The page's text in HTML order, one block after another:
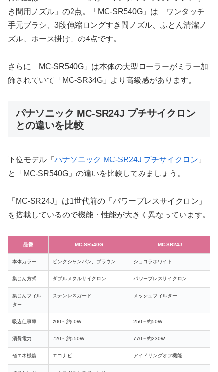
き間用ノズル」の2点。「MC-SR540G」は「ワンタッチ
手元ブラシ、3段伸縮ロングすき間ノズル、ふとん清潔ノ
ズル、ホース掛け」の4点です。
さらに「MC-SR540G」は本体の大型ローラーがミラー加
飾されていて「MC-SR34G」より高級感があります。
パナソニック MC-SR24J プチサイクロン
との違いを比較
下位モデル「 パナソニック MC-SR24J プチサイクロン 」
と「MC-SR540G」の違いを比較してみましょう。
「MC-SR24J」は1世代前の「パワープレスサイクロン」
を搭載しているので機能・性能が大きく異なっています。
品番 MC-SR540G MC-SR24J
本体カラー ピンクシャンパン、ブラウン ショコラホワイト
集じん方式 ダブルメタルサイクロン パワープレスサイクロン
集じんフィル
ター
ステンレスガード メッシュフィルター
吸込仕事率 200～約60W 250～約50W
消費電力 720～約250W 770～約230W
省エネ機能 エコナビ アイドリングオフ機能